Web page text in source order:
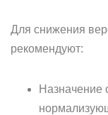
Для снижения
рекомендуют:
Назначение